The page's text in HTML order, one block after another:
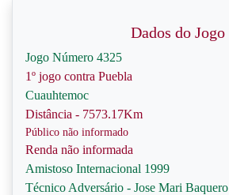
Dados do Jogo
Jogo Número 4325
1º jogo contra Puebla
Cuauhtemoc
Distância - 7573.17Km
Público não informado
Renda não informada
Amistoso Internacional 1999
Técnico Adversário - Jose Mari Baquero